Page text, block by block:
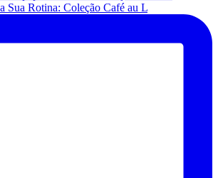
Sua Rotina: Coleção Café au L